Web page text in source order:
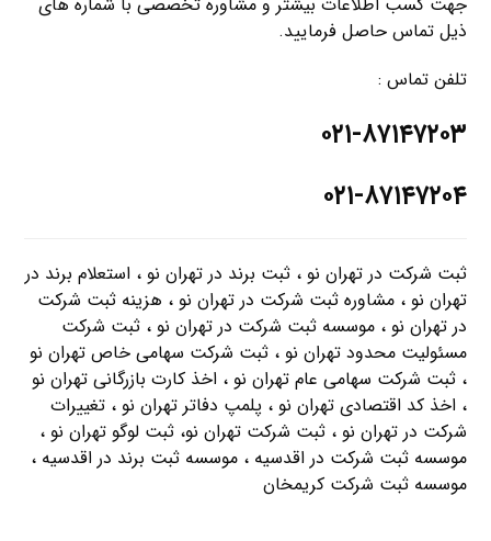
ذیل تماس حاصل فرمایید.
تلفن تماس :
۰۲۱-۸۷۱۴۷۲۰۳
۰۲۱-۸۷۱۴۷۲۰۴
ثبت شرکت در تهران نو ، ثبت برند در تهران نو ، استعلام برند در
تهران نو ، مشاوره ثبت شرکت در تهران نو ، هزینه ثبت شرکت
در تهران نو ، موسسه ثبت شرکت در تهران نو ، ثبت شرکت
مسئولیت محدود تهران نو ، ثبت شرکت سهامی خاص تهران نو
، ثبت شرکت سهامی عام تهران نو ، اخذ کارت بازرگانی تهران نو
، اخذ کد اقتصادی تهران نو ، پلمپ دفاتر تهران نو ، تغییرات
شرکت در تهران نو ، ثبت شرکت تهران نو، ثبت لوگو تهران نو ،
موسسه ثبت شرکت در اقدسیه ، موسسه ثبت برند در اقدسیه ،
موسسه ثبت شرکت کریمخان